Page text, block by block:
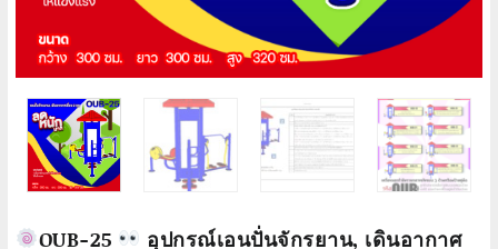
OUB-25
อุปกรณ์เอนปั่นจักรยาน, เดินอากาศ